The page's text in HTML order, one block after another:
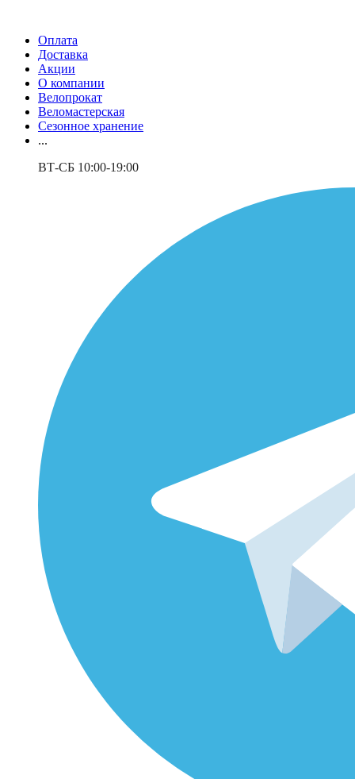
Оплата
Доставка
Акции
О компании
Велопрокат
Веломастерская
Сезонное хранение
...
ВТ-СБ 10:00-19:00